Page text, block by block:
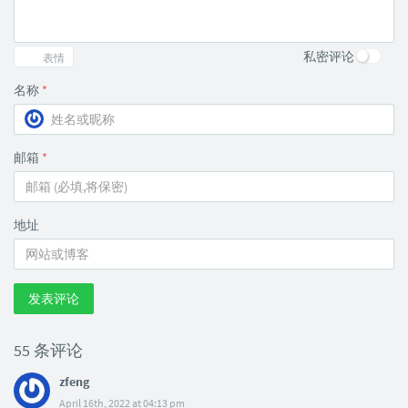
表情 私密评论
名称 *
邮箱 *
地址
发表评论
55 条评论
zfeng
April 16th, 2022 at 04:13 pm